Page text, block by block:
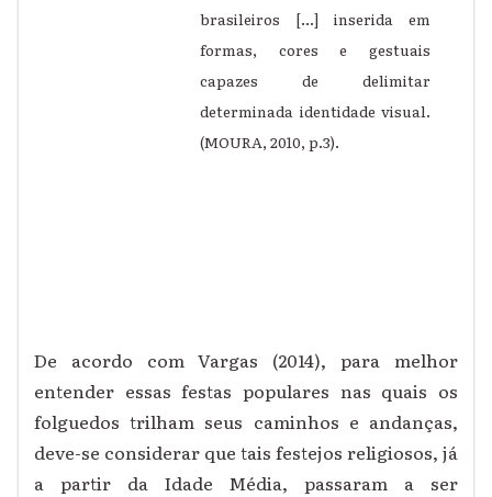
brasileiros [...] inserida em
formas, cores e gestuais
capazes de delimitar
determinada identidade visual.
(MOURA, 2010, p.3).
De acordo com Vargas (2014), para melhor
entender essas festas populares nas quais os
folguedos trilham seus caminhos e andanças,
deve-se considerar que tais festejos religiosos, já
a partir da Idade Média, passaram a ser